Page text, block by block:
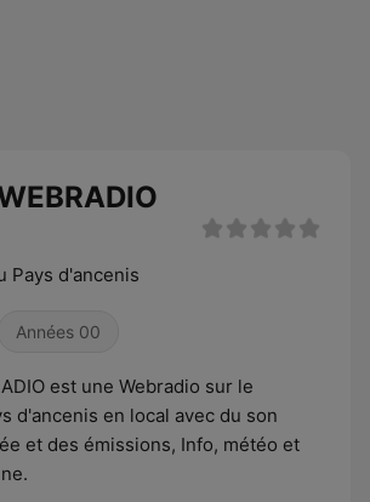
Pays d'ancenis
Années 00
est une Webradio sur le
d'ancenis en local avec du son
et des émissions, Info, météo et